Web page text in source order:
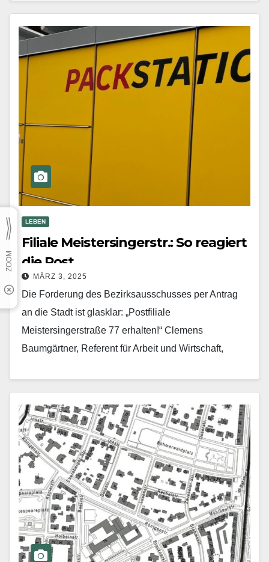
Mehr erfahren
LEBEN
Filiale Meistersingerstr.: So reagiert
die Post
MÄRZ 3, 2025
Die Forderung des Bezirksausschusses per Antrag
an die Stadt ist glasklar: „Postfiliale
Meistersingerstraße 77 erhalten!“ Clemens
Baumgärtner, Referent für Arbeit und Wirtschaft,
Mehr erfahren